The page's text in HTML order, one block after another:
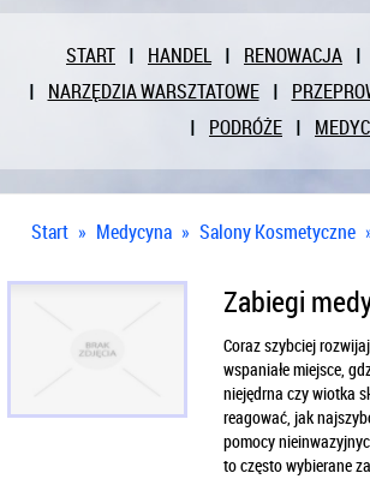
START HANDEL
RENOWACJA
NARZĘDZIA WARSZTATOWE
PODRÓŻE
Start » Medycyna » Salony Kosmetyczne
Zabiegi
Coraz szybciej
wspaniałe miejsce,
niejędrna czy wiotka
reagować, jak
pomocy
to często wybierane